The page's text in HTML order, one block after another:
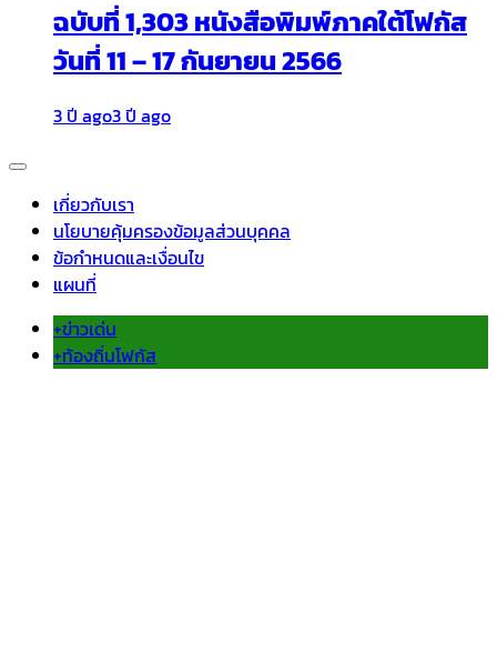
ฉบับที่ 1,303 หนังสือพิมพ์ภาคใต้โฟกัส
วันที่ 11 – 17 กันยายน 2566
3 ปี ago3 ปี ago
เกี่ยวกับเรา
นโยบายคุ้มครองข้อมูลส่วนบุคคล
ข้อกำหนดและเงื่อนไข
แผนที่
+ข่าวเด่น
+ท้องถิ่นโฟกัส